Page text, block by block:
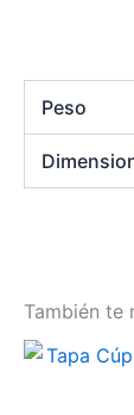
Peso
También te